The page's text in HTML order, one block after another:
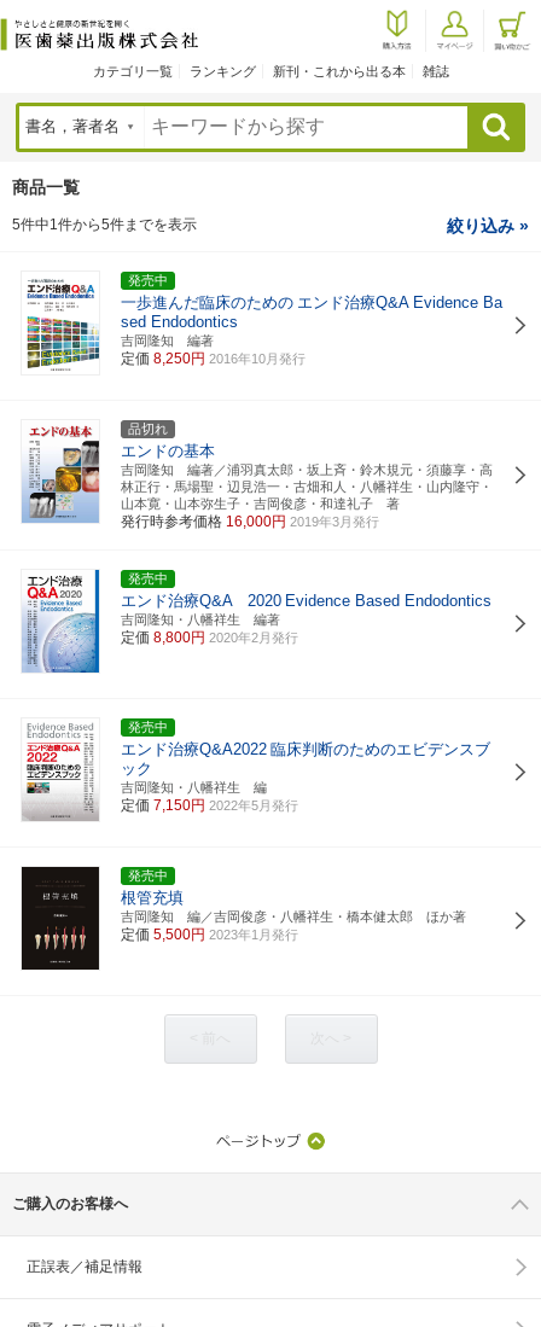
カテゴリ一覧 ランキング 新刊・これから出る本 雑誌
検索
商品一覧
5件中1件から5件までを表示 絞り込み »
発売中
一歩進んだ臨床のための エンド治療Q&A Evidence Ba
sed Endodontics
吉岡隆知 編著
定価 8,250円 2016年10月発行
品切れ
エンドの基本
吉岡隆知 編著／浦羽真太郎・坂上斉・鈴木規元・須藤享・高
林正行・馬場聖・辺見浩一・古畑和人・八幡祥生・山内隆守・
山本寛・山本弥生子・吉岡俊彦・和達礼子 著
発行時参考価格 16,000円 2019年3月発行
発売中
エンド治療Q&A 2020 Evidence Based Endodontics
吉岡隆知・八幡祥生 編著
定価 8,800円 2020年2月発行
発売中
エンド治療Q&A2022 臨床判断のためのエビデンスブ
ック
吉岡隆知・八幡祥生 編
定価 7,150円 2022年5月発行
発売中
根管充填
吉岡隆知 編／吉岡俊彦・八幡祥生・橋本健太郎 ほか著
定価 5,500円 2023年1月発行
ご購入のお客様へ
正誤表／補足情報